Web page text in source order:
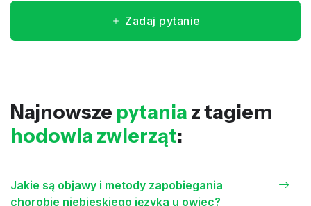
Zadaj pytanie
Najnowsze pytania z tagiem
hodowla zwierząt:
Jakie są objawy i metody zapobiegania
chorobie niebieskiego języka u owiec?